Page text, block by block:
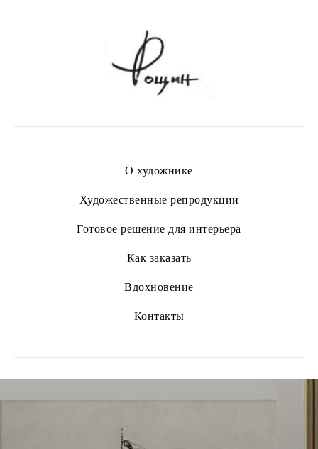
О художнике
Художественные репродукции
Готовое решение для интерьера
Как заказать
Вдохновение
Контакты